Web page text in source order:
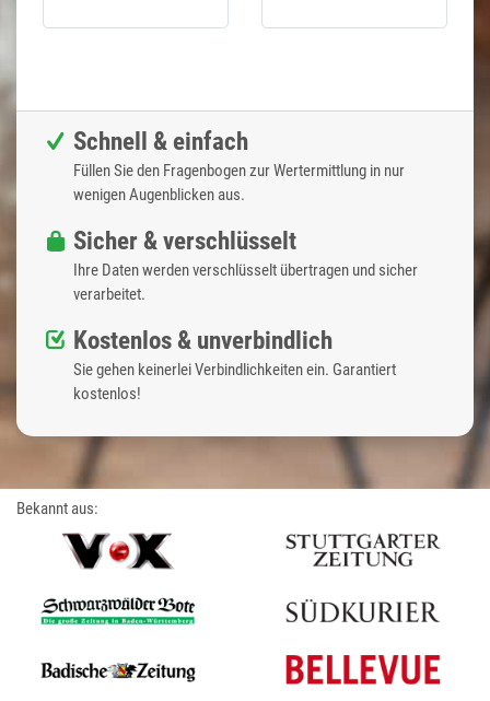
Schnell & einfach
Füllen Sie den Fragenbogen zur Wertermittlung in nur
wenigen Augenblicken aus.
Sicher & verschlüsselt
Ihre Daten werden verschlüsselt übertragen und sicher
verarbeitet.
Kostenlos & unverbindlich
Sie gehen keinerlei Verbindlichkeiten ein. Garantiert
kostenlos!
Bekannt aus: